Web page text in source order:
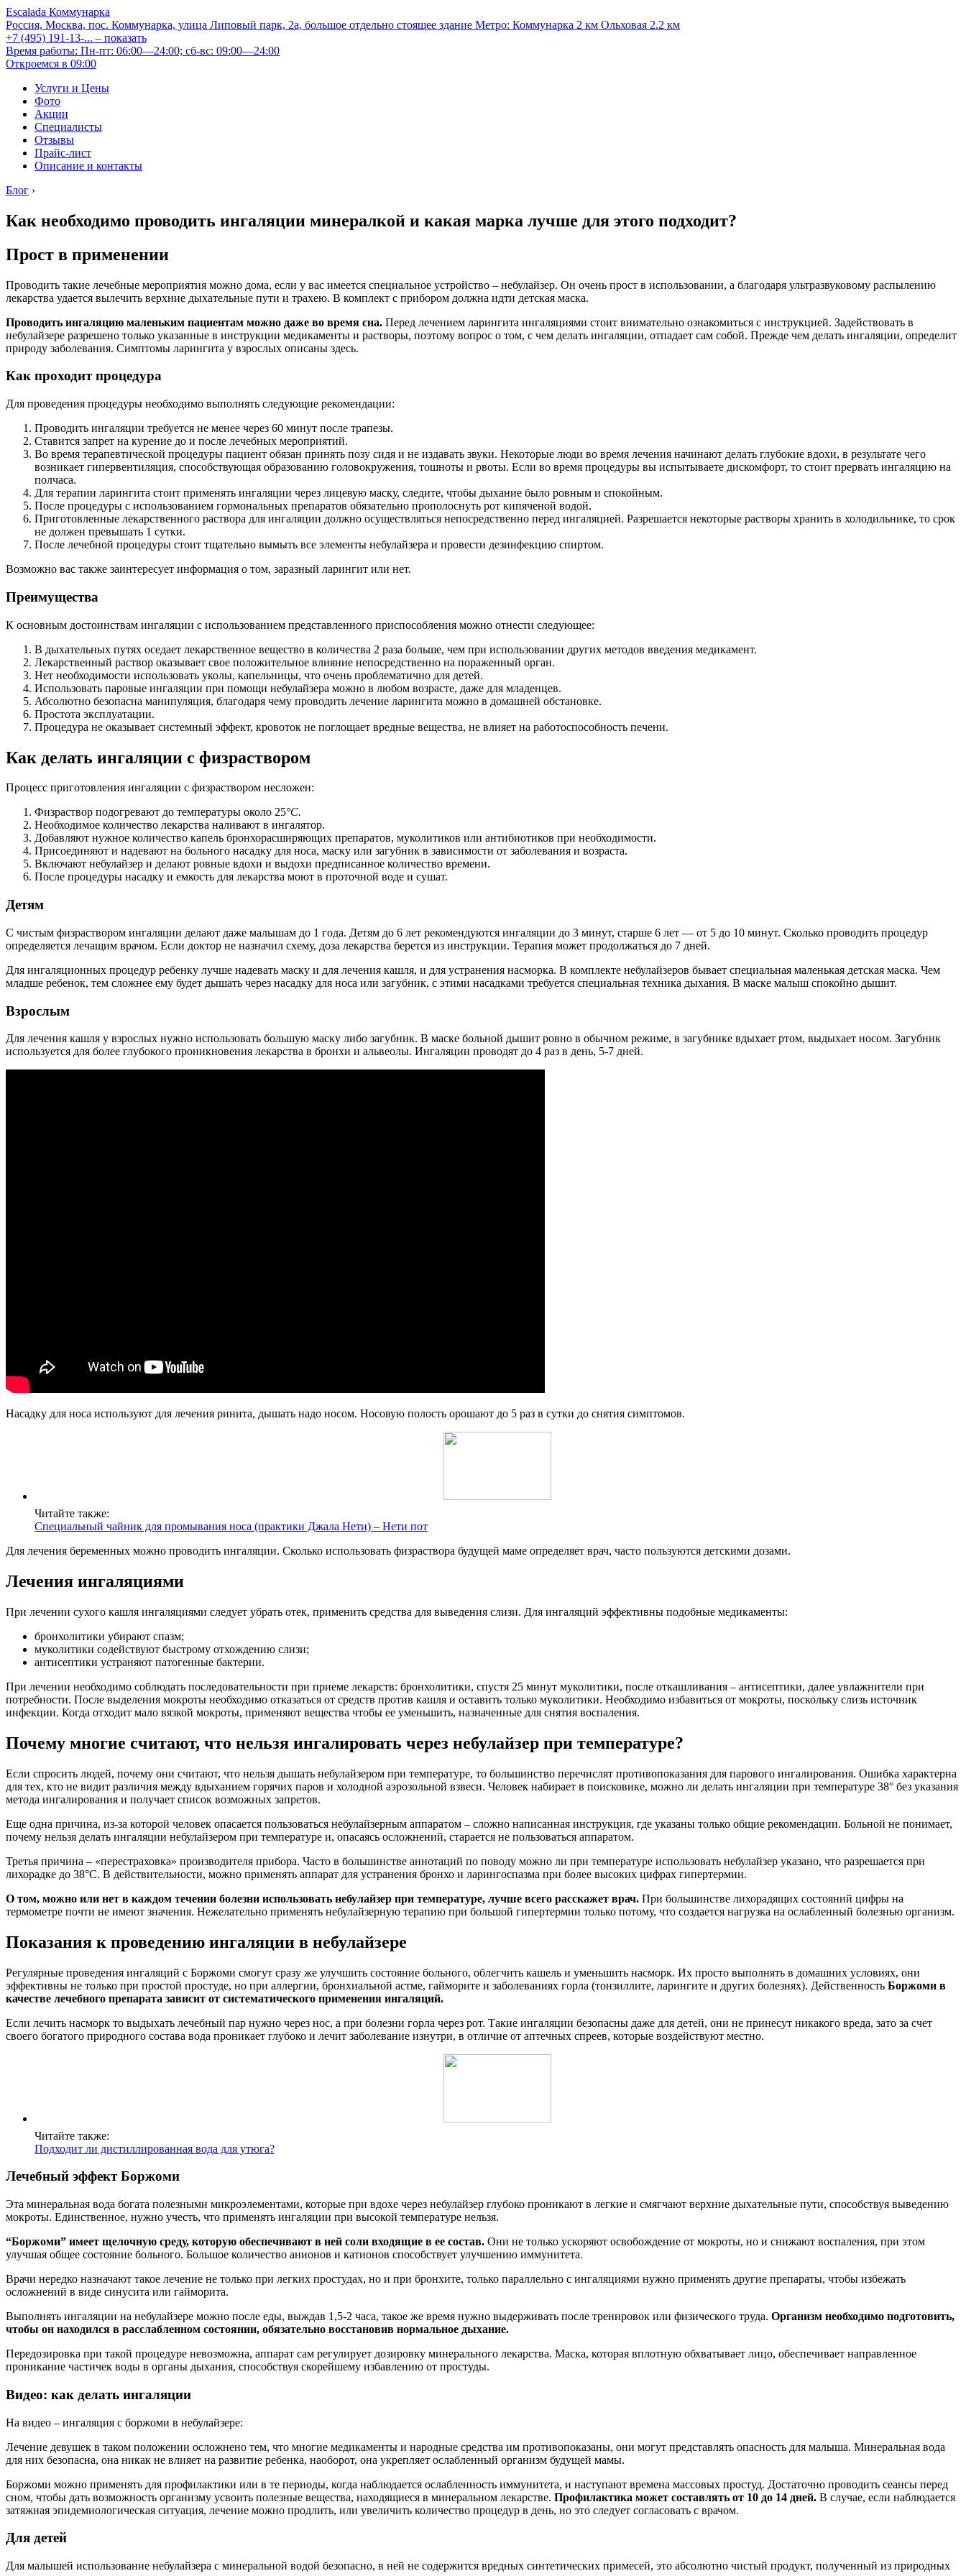
Escalada Коммунарка
Россия, Москва, пос. Коммунарка, улица Липовый парк, 2а, большое отдельно стоящее здание Метро: Коммунарка 2 км Ольховая 2.2 км
+7 (495) 191-13-... – показать
Время работы: Пн-пт: 06:00—24:00; сб-вс: 09:00—24:00
Откроемся в 09:00
Услуги и Цены
Фото
Акции
Специалисты
Отзывы
Прайс-лист
Описание и контакты
Блог ›
Как необходимо проводить ингаляции минералкой и какая марка лучше для этого подходит?
Прост в применении
Проводить такие лечебные мероприятия можно дома, если у вас имеется специальное устройство – небулайзер. Он очень прост в использовании, а благодаря ультразвуковому распылению
лекарства удается вылечить верхние дыхательные пути и трахею. В комплект с прибором должна идти детская маска.
Проводить ингаляцию маленьким пациентам можно даже во время сна. Перед лечением ларингита ингаляциями стоит внимательно ознакомиться с инструкцией. Задействовать в
небулайзере разрешено только указанные в инструкции медикаменты и растворы, поэтому вопрос о том, с чем делать ингаляции, отпадает сам собой. Прежде чем делать ингаляции, определит
природу заболевания. Симптомы ларингита у взрослых описаны здесь.
Как проходит процедура
Для проведения процедуры необходимо выполнять следующие рекомендации:
Проводить ингаляции требуется не менее через 60 минут после трапезы.
Ставится запрет на курение до и после лечебных мероприятий.
Во время терапевтической процедуры пациент обязан принять позу сидя и не издавать звуки. Некоторые люди во время лечения начинают делать глубокие вдохи, в результате чего
возникает гипервентиляция, способствующая образованию головокружения, тошноты и рвоты. Если во время процедуры вы испытываете дискомфорт, то стоит прервать ингаляцию на
полчаса.
Для терапии ларингита стоит применять ингаляции через лицевую маску, следите, чтобы дыхание было ровным и спокойным.
После процедуры с использованием гормональных препаратов обязательно прополоснуть рот кипяченой водой.
Приготовленные лекарственного раствора для ингаляции должно осуществляться непосредственно перед ингаляцией. Разрешается некоторые растворы хранить в холодильнике, то срок
не должен превышать 1 сутки.
После лечебной процедуры стоит тщательно вымыть все элементы небулайзера и провести дезинфекцию спиртом.
Возможно вас также заинтересует информация о том, заразный ларингит или нет.
Преимущества
К основным достоинствам ингаляции с использованием представленного приспособления можно отнести следующее:
В дыхательных путях оседает лекарственное вещество в количества 2 раза больше, чем при использовании других методов введения медикамент.
Лекарственный раствор оказывает свое положительное влияние непосредственно на пораженный орган.
Нет необходимости использовать уколы, капельницы, что очень проблематично для детей.
Использовать паровые ингаляции при помощи небулайзера можно в любом возрасте, даже для младенцев.
Абсолютно безопасна манипуляция, благодаря чему проводить лечение ларингита можно в домашней обстановке.
Простота эксплуатации.
Процедура не оказывает системный эффект, кровоток не поглощает вредные вещества, не влияет на работоспособность печени.
Как делать ингаляции с физраствором
Процесс приготовления ингаляции с физраствором несложен:
Физраствор подогревают до температуры около 25°C.
Необходимое количество лекарства наливают в ингалятор.
Добавляют нужное количество капель бронхорасширяющих препаратов, муколитиков или антибиотиков при необходимости.
Присоединяют и надевают на больного насадку для носа, маску или загубник в зависимости от заболевания и возраста.
Включают небулайзер и делают ровные вдохи и выдохи предписанное количество времени.
После процедуры насадку и емкость для лекарства моют в проточной воде и сушат.
Детям
С чистым физраствором ингаляции делают даже малышам до 1 года. Детям до 6 лет рекомендуются ингаляции до 3 минут, старше 6 лет — от 5 до 10 минут. Сколько проводить процедур
определяется лечащим врачом. Если доктор не назначил схему, доза лекарства берется из инструкции. Терапия может продолжаться до 7 дней.
Для ингаляционных процедур ребенку лучше надевать маску и для лечения кашля, и для устранения насморка. В комплекте небулайзеров бывает специальная маленькая детская маска. Чем
младше ребенок, тем сложнее ему будет дышать через насадку для носа или загубник, с этими насадками требуется специальная техника дыхания. В маске малыш спокойно дышит.
Взрослым
Для лечения кашля у взрослых нужно использовать большую маску либо загубник. В маске больной дышит ровно в обычном режиме, в загубнике вдыхает ртом, выдыхает носом. Загубник
используется для более глубокого проникновения лекарства в бронхи и альвеолы. Ингаляции проводят до 4 раз в день, 5-7 дней.
Насадку для носа используют для лечения ринита, дышать надо носом. Носовую полость орошают до 5 раз в сутки до снятия симптомов.
Читайте также:
Специальный чайник для промывания носа (практики Джала Нети) – Нети пот
Для лечения беременных можно проводить ингаляции. Сколько использовать физраствора будущей маме определяет врач, часто пользуются детскими дозами.
Лечения ингаляциями
При лечении сухого кашля ингаляциями следует убрать отек, применить средства для выведения слизи. Для ингаляций эффективны подобные медикаменты:
бронхолитики убирают спазм;
муколитики содействуют быстрому отхождению слизи;
антисептики устраняют патогенные бактерии.
При лечении необходимо соблюдать последовательности при приеме лекарств: бронхолитики, спустя 25 минут муколитики, после откашливания – антисептики, далее увлажнители при
потребности. После выделения мокроты необходимо отказаться от средств против кашля и оставить только муколитики. Необходимо избавиться от мокроты, поскольку слизь источник
инфекции. Когда отходит мало вязкой мокроты, применяют вещества чтобы ее уменьшить, назначенные для снятия воспаления.
Почему многие считают, что нельзя ингалировать через небулайзер при температуре?
Если спросить людей, почему они считают, что нельзя дышать небулайзером при температуре, то большинство перечислят противопоказания для парового ингалирования. Ошибка характерна
для тех, кто не видит различия между вдыханием горячих паров и холодной аэрозольной взвеси. Человек набирает в поисковике, можно ли делать ингаляции при температуре 38° без указания
метода ингалирования и получает список возможных запретов.
Еще одна причина, из-за которой человек опасается пользоваться небулайзерным аппаратом – сложно написанная инструкция, где указаны только общие рекомендации. Больной не понимает,
почему нельзя делать ингаляции небулайзером при температуре и, опасаясь осложнений, старается не пользоваться аппаратом.
Третья причина – «перестраховка» производителя прибора. Часто в большинстве аннотаций по поводу можно ли при температуре использовать небулайзер указано, что разрешается при
лихорадке до 38°С. В действительности, можно применять аппарат для устранения бронхо и ларингоспазма при более высоких цифрах гипертермии.
О том, можно или нет в каждом течении болезни использовать небулайзер при температуре, лучше всего расскажет врач. При большинстве лихорадящих состояний цифры на
термометре почти не имеют значения. Нежелательно применять небулайзерную терапию при большой гипертермии только потому, что создается нагрузка на ослабленный болезнью организм.
Показания к проведению ингаляции в небулайзере
Регулярные проведения ингаляций с Боржоми смогут сразу же улучшить состояние больного, облегчить кашель и уменьшить насморк. Их просто выполнять в домашних условиях, они
эффективны не только при простой простуде, но при аллергии, бронхиальной астме, гайморите и заболеваниях горла (тонзиллите, ларингите и других болезнях). Действенность Боржоми в
качестве лечебного препарата зависит от систематического применения ингаляций.
Если лечить насморк то выдыхать лечебный пар нужно через нос, а при болезни горла через рот. Такие ингаляции безопасны даже для детей, они не принесут никакого вреда, зато за счет
своего богатого природного состава вода проникает глубоко и лечит заболевание изнутри, в отличие от аптечных спреев, которые воздействуют местно.
Читайте также:
Подходит ли дистиллированная вода для утюга?
Лечебный эффект Боржоми
Эта минеральная вода богата полезными микроэлементами, которые при вдохе через небулайзер глубоко проникают в легкие и смягчают верхние дыхательные пути, способствуя выведению
мокроты. Единственное, нужно учесть, что применять ингаляции при высокой температуре нельзя.
“Боржоми” имеет щелочную среду, которую обеспечивают в ней соли входящие в ее состав. Они не только ускоряют освобождение от мокроты, но и снижают воспаления, при этом
улучшая общее состояние больного. Большое количество анионов и катионов способствует улучшению иммунитета.
Врачи нередко назначают такое лечение не только при легких простудах, но и при бронхите, только параллельно с ингаляциями нужно применять другие препараты, чтобы избежать
осложнений в виде синусита или гайморита.
Выполнять ингаляции на небулайзере можно после еды, выждав 1,5-2 часа, такое же время нужно выдерживать после тренировок или физического труда. Организм необходимо подготовить,
чтобы он находился в расслабленном состоянии, обязательно восстановив нормальное дыхание.
Передозировка при такой процедуре невозможна, аппарат сам регулирует дозировку минерального лекарства. Маска, которая вплотную обхватывает лицо, обеспечивает направленное
проникание частичек воды в органы дыхания, способствуя скорейшему избавлению от простуды.
Видео: как делать ингаляции
На видео – ингаляция с боржоми в небулайзере:
Лечение девушек в таком положении осложнено тем, что многие медикаменты и народные средства им противопоказаны, они могут представлять опасность для малыша. Минеральная вода
для них безопасна, она никак не влияет на развитие ребенка, наоборот, она укрепляет ослабленный организм будущей мамы.
Боржоми можно применять для профилактики или в те периоды, когда наблюдается ослабленность иммунитета, и наступают времена массовых простуд. Достаточно проводить сеансы перед
сном, чтобы дать возможность организму усвоить полезные вещества, находящиеся в минеральном лекарстве. Профилактика может составлять от 10 до 14 дней. В случае, если наблюдается
затяжная эпидемиологическая ситуация, лечение можно продлить, или увеличить количество процедур в день, но это следует согласовать с врачом.
Для детей
Для малышей использование небулайзера с минеральной водой безопасно, в ней не содержится вредных синтетических примесей, это абсолютно чистый продукт, полученный из природных